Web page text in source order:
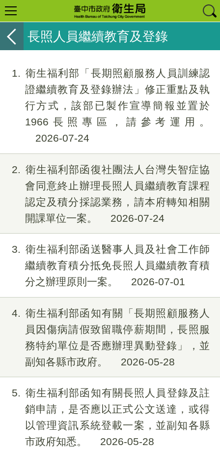
長照人員繼續教育及登錄
1
衛生福利部「長期照顧服務人員訓練認
證繼續教育及登錄辦法」修正重點及執
行方式，該部已製作宣導簡報並置於
1966長照專區，請參考運用。
2026-07-24
2
衛生福利部函復社團法人台灣失智症協
會同意終止辦理長照人員繼續教育課程
認定及積分採認業務，請本府轉知相關
開課單位一案。
2026-07-24
3
衛生福利部函送醫事人員及社會工作師
繼續教育積分抵免長照人員繼續教育積
分之辦理原則一案。
2026-07-01
4
衛生福利部函知有關「長期照顧服務人
員因傷病請假致留職停薪期間，長照服
務特約單位是否應辦理異動登錄」，並
副知各縣市政府。
2026-05-28
5
衛生福利部函知有關長照人員登錄及註
銷申請，是否應以正式公文送達，或得
以管理資訊系統登載一案，並副知各縣
市政府知悉。
2026-05-28